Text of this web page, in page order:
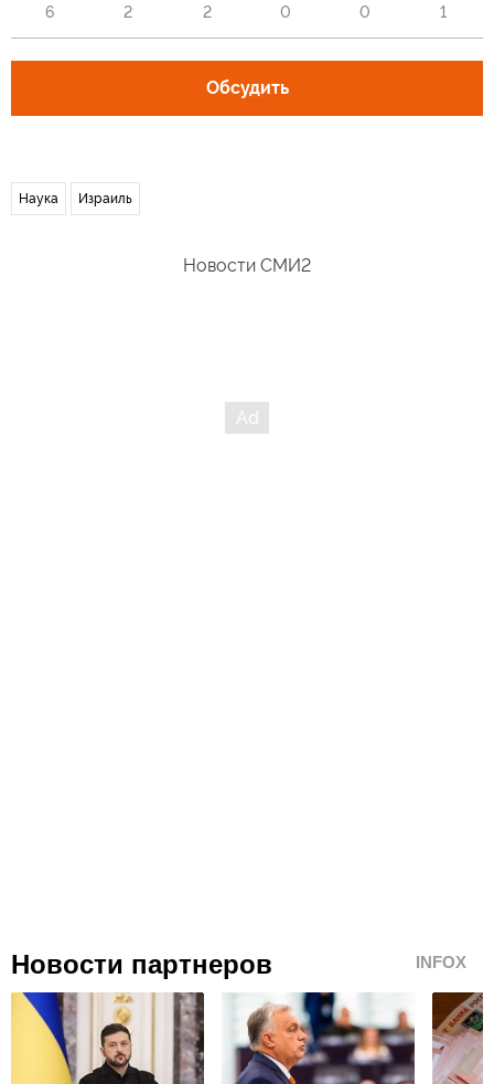
6 2 2 0 0 1
Обсудить
Наука Израиль
Новости СМИ2
Новости партнеров INFOX